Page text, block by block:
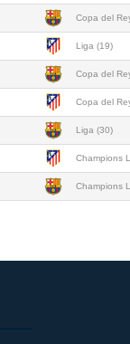
Copa del
Liga (19)
Copa del
Copa del
Liga (30)
Champions
Champions